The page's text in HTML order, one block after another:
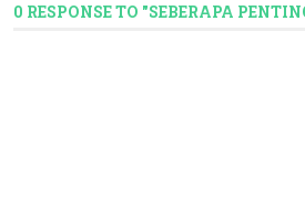
0 RESPONSE TO "SEBERAPA